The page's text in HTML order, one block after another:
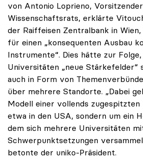
von Antonio Loprieno,
Wissenschaftsrats, erklärte
der Raiffeisen Zentralbank in
für einen „konsequenten Ausbau
Instrumente“. Dies hätte zur Folge,
Universitäten „neue Stärkefelder“
auch in Form von
über mehrere Standorte. „Dabei
Modell einer vollends zugespitzten
etwa in den USA, sondern um ein
dem sich mehrere Universitäten
Schwerpunktsetzungen
betonte der uniko-Präsident.